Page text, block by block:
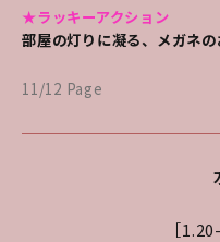
★ラッキーアクション
部屋の灯りに凝る、メガネ
11/12 Page
［